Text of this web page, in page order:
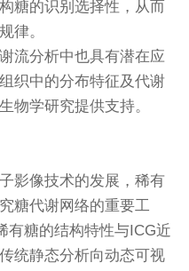
糖的识别选择性，从而
律。
流分析中也具有潜在应
织中的分布特征及代谢
物学研究提供支持。
影像技术的发展，稀有
糖代谢网络的重要工
有糖的结构特性与ICG近
统静态分析向动态可视